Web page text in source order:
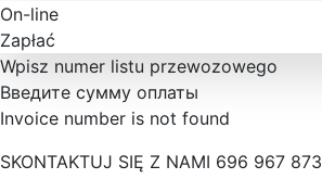
On-line
Zapłać
Wpisz numer listu przewozowego
Введите сумму оплаты
Invoice number is not found
SKONTAKTUJ SIĘ Z NAMI 696 967 873